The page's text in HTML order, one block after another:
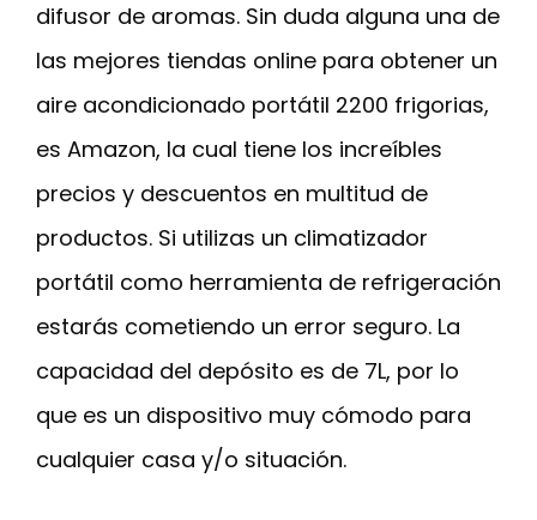
difusor de aromas. Sin duda alguna una de
las mejores tiendas online para obtener un
aire acondicionado portátil 2200 frigorias,
es Amazon, la cual tiene los increíbles
precios y descuentos en multitud de
productos. Si utilizas un climatizador
portátil como herramienta de refrigeración
estarás cometiendo un error seguro. La
capacidad del depósito es de 7L, por lo
que es un dispositivo muy cómodo para
cualquier casa y/o situación.